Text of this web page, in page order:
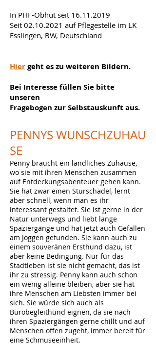
In PHF-Obhut seit 16.11.2019
Seit 02.10.2021 auf Pflegestelle im LK
Esslingen, BW, Deutschland ​
Hiergeht es zu weiteren Bildern.
Bei Interesse füllen Sie bitte
unseren
Fragebogen zur Selbstauskunft aus.
PENNYS WUNSCHZUHAU
SE
Penny braucht ein ländliches Zuhause,
wo sie mit ihren Menschen zusammen
auf Entdeckungsabenteuer gehen kann.
Sie hat zwar einen Sturschädel, lernt
aber schnell, wenn man es ihr
interessant gestaltet. Sie ist gerne in der
Natur unterwegs und liebt lange
Spaziergänge und hat jetzt auch Gefallen
am Joggen gefunden. Sie kann auch zu
einem souveränen Ersthund dazu, ist
aber keine Bedingung. Nur für das
Stadtleben ist sie nicht gemacht, das ist
ihr zu stressig. Penny kann auch schon
ein wenig alleine bleiben, aber sie hat
ihre Menschen am Liebsten immer bei
sich. Sie würde sich auch als
Bürobegleithund eignen, da sie nach
ihren Spaziergängen gerne chillt und auf
Menschen offen zugeht, immer bereit für
eine Schmuseeinheit.